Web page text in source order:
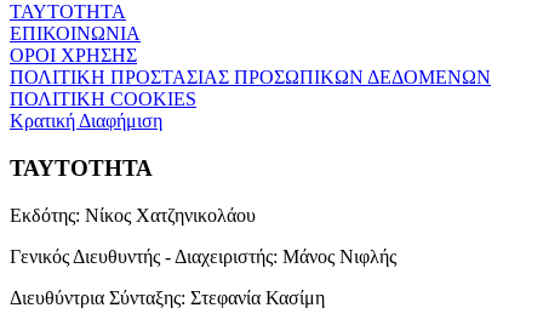
ΤΑΥΤΟΤΗΤΑ
ΕΠΙΚΟΙΝΩΝΙΑ
ΟΡΟΙ ΧΡΗΣΗΣ
ΠΟΛΙΤΙΚΗ ΠΡΟΣΤΑΣΙΑΣ ΠΡΟΣΩΠΙΚΩΝ ΔΕΔΟΜΕΝΩΝ
ΠΟΛΙΤΙΚΗ COOKIES
Κρατική Διαφήμιση
ΤΑΥΤΟΤΗΤΑ
Εκδότης: Νίκος Χατζηνικολάου
Γενικός Διευθυντής - Διαχειριστής: Μάνος Νιφλής
Διευθύντρια Σύνταξης: Στεφανία Κασίμη